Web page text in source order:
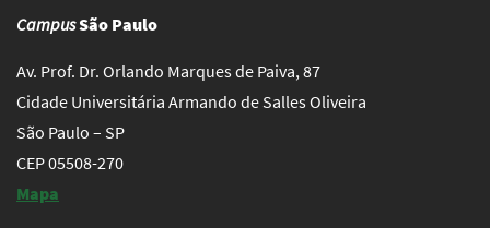
CampusSão Paulo
Av. Prof. Dr. Orlando Marques de Paiva, 87
Cidade Universitária Armando de Salles Oliveira
São Paulo – SP
CEP 05508-270
Mapa